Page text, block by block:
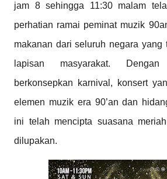
jam 8 sehingga 11:30 malam
perhatian ramai peminat muzik
makanan dari seluruh negara yang
lapisan masyarakat.
berkonsepkan karnival, konsert
elemen muzik era 90’an dan
ini telah mencipta suasana
dilupakan.